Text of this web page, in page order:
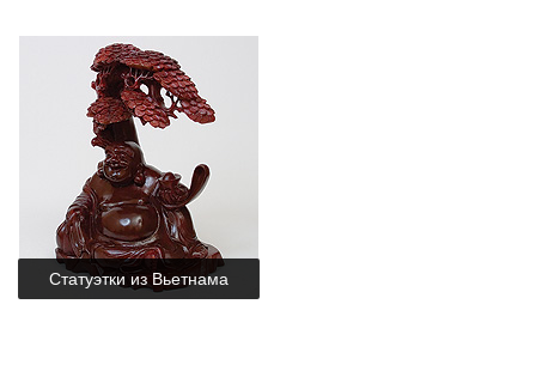
Статуэтки из Вьетнама